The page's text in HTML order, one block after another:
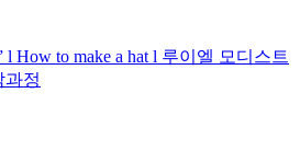
l How to make a hat l 루이엘 모디스트
과정